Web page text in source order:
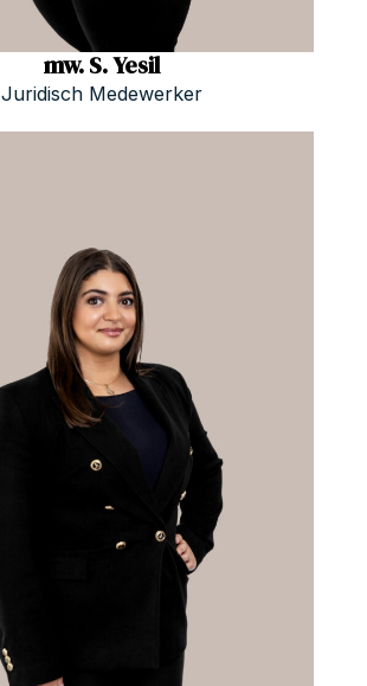
mw. S. Yesil
Juridisch Medewerker